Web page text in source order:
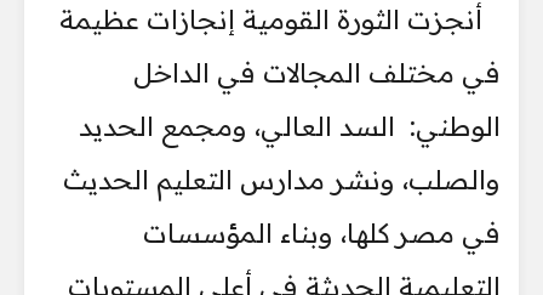
أنجزت الثورة القومية إنجازات عظيمة
في مختلف المجالات في الداخل
الوطني: السد العالي، ومجمع الحديد
والصلب، ونشر مدارس التعليم الحديث
في مصر كلها، وبناء المؤسسات
التعليمية الحديثة في أعلى المستويات